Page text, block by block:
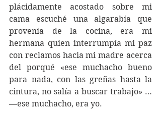
plácidamente acostado sobre mi
cama escuché una algarabía que
provenía de la cocina, era mi
hermana quien interrumpía mi paz
con reclamos hacia mi madre acerca
del porqué «ese muchacho bueno
para nada, con las greñas hasta la
cintura, no salía a buscar trabajo» …
―ese muchacho, era yo.